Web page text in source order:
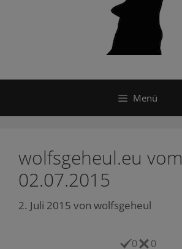
Menü
wolfsgeheul.eu vom
02.07.2015
2. Juli 2015 von wolfsgeheul
0 0